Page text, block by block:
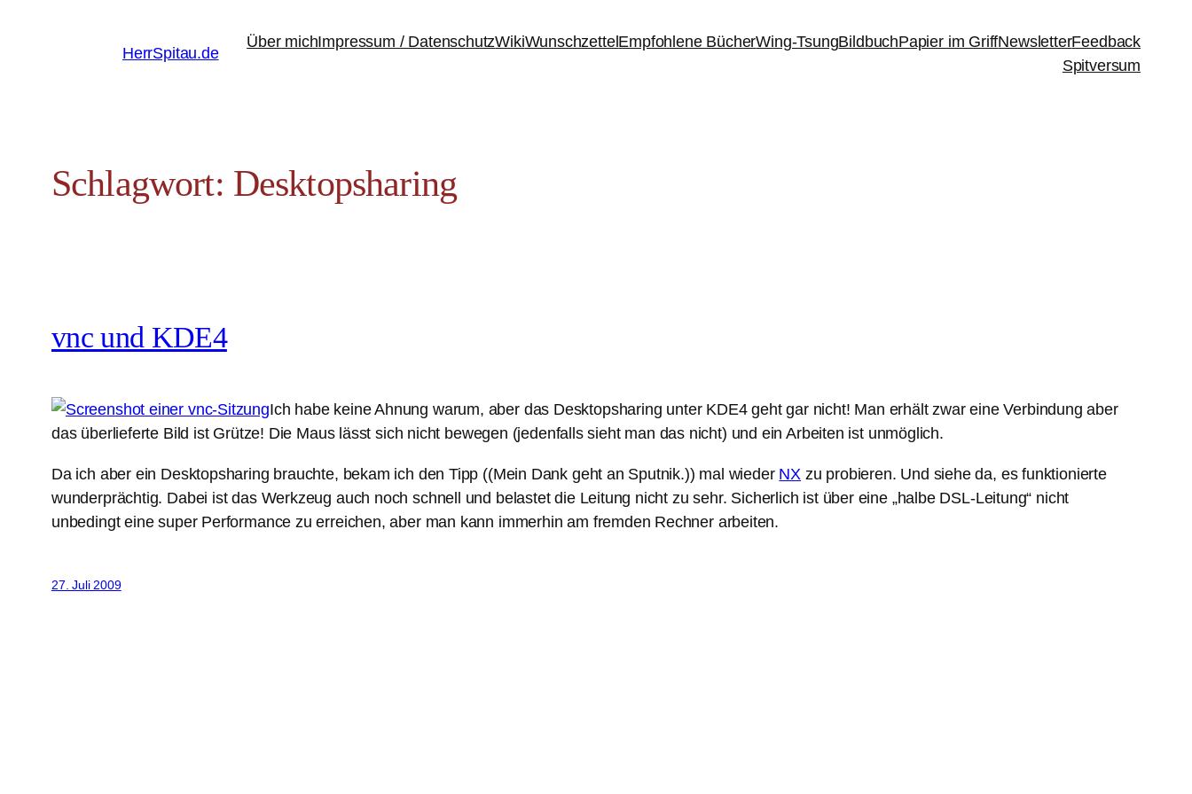
HerrSpitau.de
Über michImpressum / DatenschutzWikiWunschzettelEmpfohlene BücherWing-TsungBildbuchPapier im GriffNewsletterFeedback
Spitversum
Schlagwort: Desktopsharing
vnc und KDE4
Ich habe keine Ahnung warum, aber das Desktopsharing unter KDE4 geht gar nicht! Man erhält zwar eine Verbindung aber
das überlieferte Bild ist Grütze! Die Maus lässt sich nicht bewegen (jedenfalls sieht man das nicht) und ein Arbeiten ist unmöglich.
Da ich aber ein Desktopsharing brauchte, bekam ich den Tipp ((Mein Dank geht an Sputnik.)) mal wieder NX zu probieren. Und siehe da, es funktionierte
wunderprächtig. Dabei ist das Werkzeug auch noch schnell und belastet die Leitung nicht zu sehr. Sicherlich ist über eine „halbe DSL-Leitung“ nicht
unbedingt eine super Performance zu erreichen, aber man kann immerhin am fremden Rechner arbeiten.
27. Juli 2009